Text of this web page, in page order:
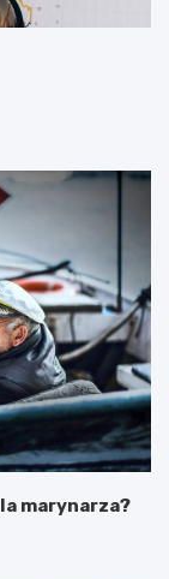
marynarza?